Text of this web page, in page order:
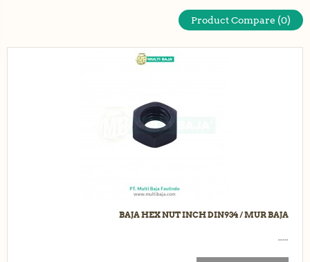
Product Compare (0)
BAJA HEX NUT INCH DIN934 / MUR BAJA
.....